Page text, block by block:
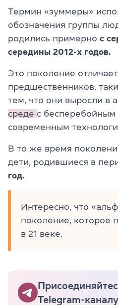
Термин «зуммеры»
обозначения группы
родились примерно с
середины 2012-х годов.
Это поколение
предшественников,
тем, что они выросли в
среде с бесперебойным
современным
В то же время
дети, родившиеся в
год.
Интересно, что
поколение, которое
в 21 веке.
Telegram-каналу